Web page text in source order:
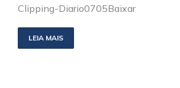
Clipping-Diario0705Baixar
LEIA MAIS